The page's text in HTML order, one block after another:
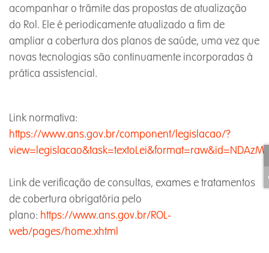
acompanhar o trâmite das propostas de atualização
do Rol. Ele é periodicamente atualizado a fim de
ampliar a cobertura dos planos de saúde, uma vez que
novas tecnologias são continuamente incorporadas à
prática assistencial.
Link normativa:
https://www.ans.gov.br/component/legislacao/?
Link de verificação de consultas, exames e tratamentos
de cobertura obrigatória pelo
plano: https://www.ans.gov.br/ROL-
web/pages/home.xhtml